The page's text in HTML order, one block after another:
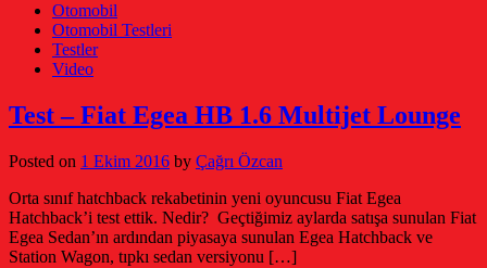
Otomobil
Otomobil Testleri
Testler
Video
Test – Fiat Egea HB 1.6 Multijet Lounge
Posted on 1 Ekim 2016 by Çağrı Özcan
Orta sınıf hatchback rekabetinin yeni oyuncusu Fiat Egea
Hatchback’i test ettik. Nedir? Geçtiğimiz aylarda satışa sunulan Fiat
Egea Sedan’ın ardından piyasaya sunulan Egea Hatchback ve
Station Wagon, tıpkı sedan versiyonu […]